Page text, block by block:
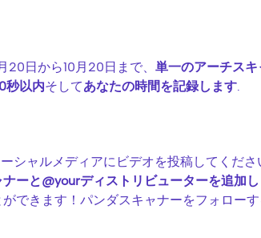
20日から10月20日まで、 単一のアーチスキ
秒以内そしてあなたの時間を記録します.
シャルメディアにビデオを投稿してくださ
ナーと@yourディストリビューターを追加
ができます！パンダスキャナーをフォロー